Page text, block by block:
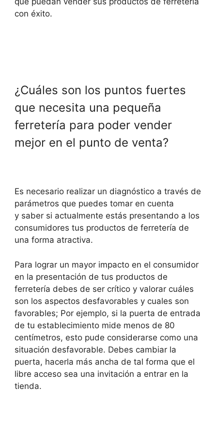
con éxito.
¿Cuáles son los puntos fuertes
que necesita una pequeña
ferretería para poder vender
mejor en el punto de venta?
Es necesario realizar un diagnóstico a través de
parámetros que puedes tomar en cuenta
y saber si actualmente estás presentando a los
consumidores tus productos de ferretería de
una forma atractiva.
Para lograr un mayor impacto en el consumidor
en la presentación de tus productos de
ferretería debes de ser crítico y valorar cuáles
son los aspectos desfavorables y cuales son
favorables; Por ejemplo, si la puerta de entrada
de tu establecimiento mide menos de 80
centímetros, esto pude considerarse como una
situación desfavorable. Debes cambiar la
puerta, hacerla más ancha de tal forma que el
libre acceso sea una invitación a entrar en la
tienda.